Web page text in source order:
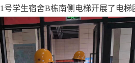
1号学生宿舍B栋南侧电梯开展了电梯